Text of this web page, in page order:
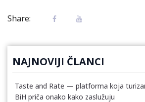
Share:
NAJNOVIJI ČLANCI
Taste and Rate — platforma koja
BiH priča onako kako zaslužuju